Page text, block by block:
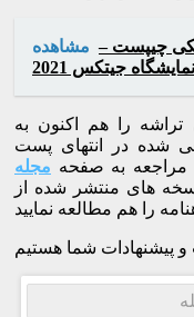
مشاهده چیپست –
جیتکس 2021
تراشه را هم اکنون به
شده در انتهای پست
مراجعه به صفحه مجله
های منتشر شده از